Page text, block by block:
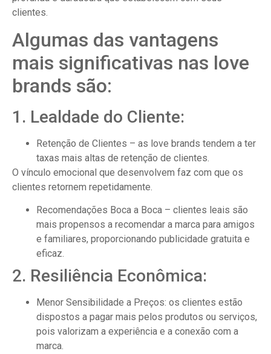
clientes.
Algumas das vantagens
mais significativas nas love
brands são:
1. Lealdade do Cliente:
Retenção de Clientes – as love brands tendem a ter
taxas mais altas de retenção de clientes.
O vínculo emocional que desenvolvem faz com que os
clientes retornem repetidamente.
Recomendações Boca a Boca – clientes leais são
mais propensos a recomendar a marca para amigos
e familiares, proporcionando publicidade gratuita e
eficaz.
2. Resiliência Econômica:
Menor Sensibilidade a Preços: os clientes estão
dispostos a pagar mais pelos produtos ou serviços,
pois valorizam a experiência e a conexão com a
marca.